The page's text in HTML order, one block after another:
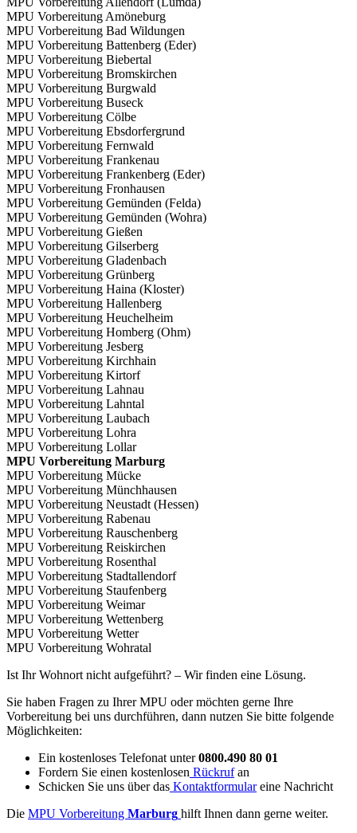
MPU Vorbereitung Amöneburg
MPU Vorbereitung Bad Wildungen
MPU Vorbereitung Battenberg (Eder)
MPU Vorbereitung Biebertal
MPU Vorbereitung Bromskirchen
MPU Vorbereitung Burgwald
MPU Vorbereitung Buseck
MPU Vorbereitung Cölbe
MPU Vorbereitung Ebsdorfergrund
MPU Vorbereitung Fernwald
MPU Vorbereitung Frankenau
MPU Vorbereitung Frankenberg (Eder)
MPU Vorbereitung Fronhausen
MPU Vorbereitung Gemünden (Felda)
MPU Vorbereitung Gemünden (Wohra)
MPU Vorbereitung Gießen
MPU Vorbereitung Gilserberg
MPU Vorbereitung Gladenbach
MPU Vorbereitung Grünberg
MPU Vorbereitung Haina (Kloster)
MPU Vorbereitung Hallenberg
MPU Vorbereitung Heuchelheim
MPU Vorbereitung Homberg (Ohm)
MPU Vorbereitung Jesberg
MPU Vorbereitung Kirchhain
MPU Vorbereitung Kirtorf
MPU Vorbereitung Lahnau
MPU Vorbereitung Lahntal
MPU Vorbereitung Laubach
MPU Vorbereitung Lohra
MPU Vorbereitung Lollar
MPU Vorbereitung Marburg
MPU Vorbereitung Mücke
MPU Vorbereitung Münchhausen
MPU Vorbereitung Neustadt (Hessen)
MPU Vorbereitung Rabenau
MPU Vorbereitung Rauschenberg
MPU Vorbereitung Reiskirchen
MPU Vorbereitung Rosenthal
MPU Vorbereitung Stadtallendorf
MPU Vorbereitung Staufenberg
MPU Vorbereitung Weimar
MPU Vorbereitung Wettenberg
MPU Vorbereitung Wetter
MPU Vorbereitung Wohratal
Ist Ihr Wohnort nicht aufgeführt? – Wir finden eine Lösung.
Sie haben Fragen zu Ihrer MPU oder möchten gerne Ihre
Vorbereitung bei uns durchführen, dann nutzen Sie bitte folgende
Möglichkeiten:
Ein kostenloses Telefonat unter0800.490 80 01
Fordern Sie einen kostenlosen Rückrufan
Schicken Sie uns über das Kontaktformulareine Nachricht
Die MPU Vorbereitung Marburg hilft Ihnen dann gerne weiter.